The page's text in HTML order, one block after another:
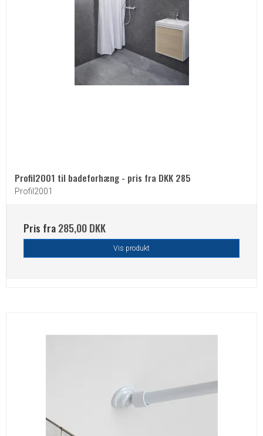
Profil2001 til badeforhæng - pris fra DKK 285
Profil2001
Pris fra285,00 DKK
Vis produkt